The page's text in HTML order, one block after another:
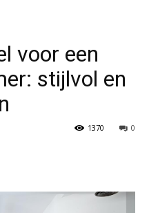
voor een
stijlvol en
0
1370